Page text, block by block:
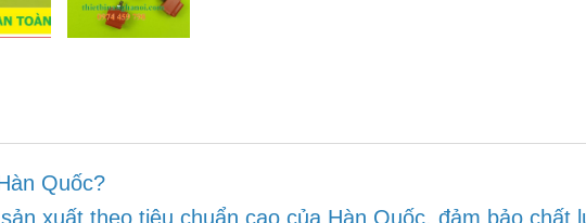
Quốc?
xuất theo tiêu chuẩn cao của Hàn Quốc, đảm bảo